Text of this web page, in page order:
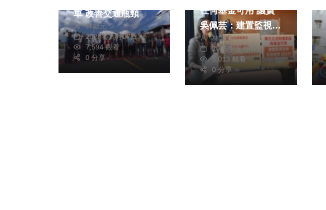
車 改善交通瓶頸
林獻元
2023年八月07日
7,594 觀看
0 分享
任何基金可用 議員
吳佩芸：建置監視系
統苦無經費 已成孤
兒
林獻元
2025年五月09日
5,013 觀看
0 分享